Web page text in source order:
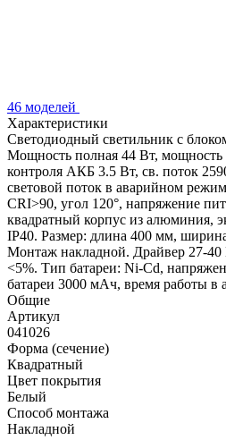
46 моделей
Характеристики
Светодиодный светильник с
Мощность полная 44 Вт, мощность
контроля АКБ 3.5 Вт, св. поток
световой поток в аварийном
CRI>90, угол 120°, напряжение
квадратный корпус из алюминия,
IP40. Размер: длина 400 мм,
Монтаж накладной. Драйвер 27-
<5%. Тип батареи: Ni-Cd,
батареи 3000 мАч, время работы
Общие
Артикул
041026
Форма (сечение)
Квадратный
Цвет покрытия
Белый
Способ монтажа
Накладной